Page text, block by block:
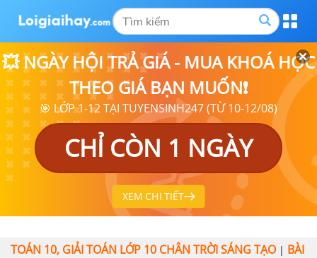
💥 NGÀY HỘI TRẢ GIÁ - MUA KHOÁ HỌC
THEO GIÁ BẠN MUỐN❗
🎯 LỚP 1-12 TẠI TUYENSINH247 (TỪ 10-12/08)
CHỈ CÒN 1 NGÀY
XEM CHI TIẾT
TOÁN 10, GIẢI TOÁN LỚP 10 CHÂN TRỜI SÁNG TẠO| BÀI